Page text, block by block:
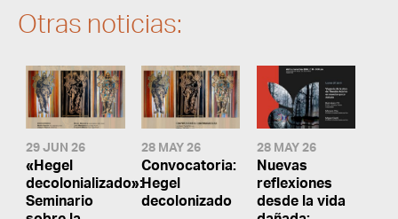
Otras noticias:
29 JUN 26
«Hegel
decolonializado»:
Seminario
28 MAY 26
Convocatoria:
Hegel
decolonizado
28 MAY 26
Nuevas
reflexiones
desde la vida